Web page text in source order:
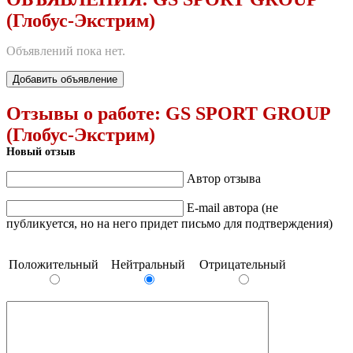
(Глобус-Экстрим)
Объявлений пока нет.
Добавить объявление
Отзывы о работе: GS SPORT GROUP
(Глобус-Экстрим)
Новый отзыв
Автор отзыва
E-mail автора (не
публикуется, но на него придет письмо для подтверждения)
Положительный Нейтральный Отрицательный